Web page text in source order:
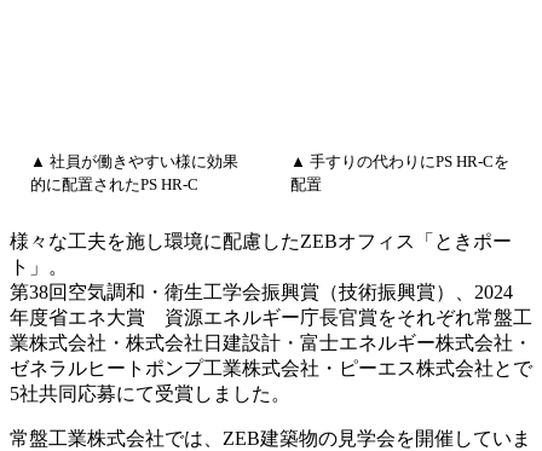
▲ 社員が働きやすい様に効果
的に配置されたPS HR-C
▲ 手すりの代わりにPS HR-Cを
配置
様々な工夫を施し環境に配慮したZEBオフィス「ときポー
ト」。
第38回空気調和・衛生工学会振興賞（技術振興賞）、2024
年度省エネ大賞 資源エネルギー庁長官賞をそれぞれ常盤工
業株式会社・株式会社日建設計・富士エネルギー株式会社・
ゼネラルヒートポンプ工業株式会社・ピーエス株式会社とで
5社共同応募にて受賞しました。
常盤工業株式会社では、ZEB建築物の見学会を開催していま